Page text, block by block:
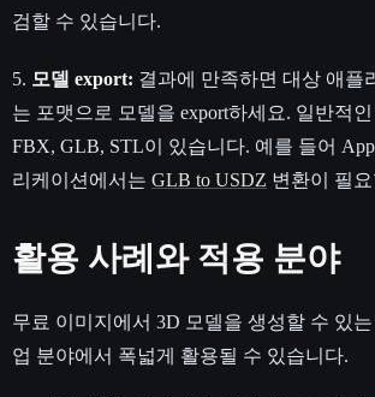
검할 수 있습니다.
5. 모델 export: 결과에 만족하면 대상 애플
는 포맷으로 모델을 export하세요. 일반적
FBX, GLB, STL이 있습니다. 예를 들어
리케이션에서는 GLB to USDZ 변환이 필
활용 사례와 적용 분야
무료 이미지에서 3D 모델을 생성할 수 있
업 분야에서 폭넓게 활용될 수 있습니다.